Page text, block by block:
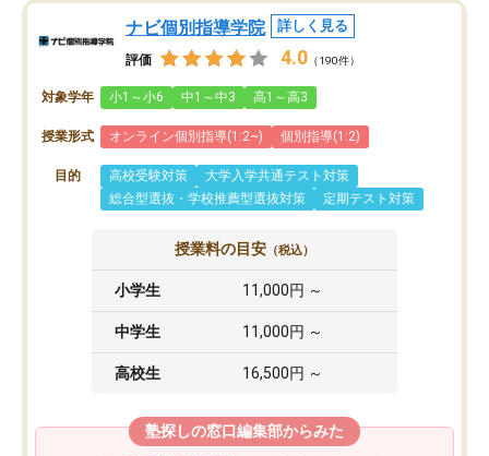
ナビ個別指導学院 詳しく見る
評価 4.0 （190件）
対象学年 小1～小6 中1～中3 高1～高3
授業形式 オンライン個別指導(1:2~) 個別指導(1:2)
目的 高校受験対策
大学入学共通テスト対策
総合型選抜・学校推薦型選抜対策
定期テスト対策
授業料の目安 （税込）
小学生 11,000円 ～
中学生 11,000円 ～
高校生 16,500円 ～
塾探しの窓口編集部からみた